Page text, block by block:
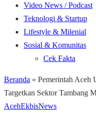
Video News / Podcast
Teknologi & Startup
Lifestyle & Milenial
Sosial & Komunitas
Cek Fakta
Beranda » Pemerintah Aceh
Targetkan Sektor Tambang
AcehEkbisNews